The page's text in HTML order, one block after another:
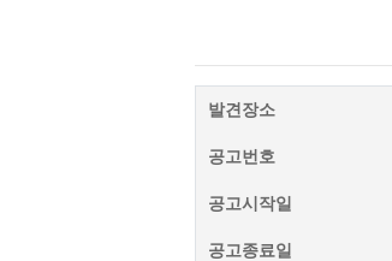
발견장소
공고번호
공고시작일
공고종료일